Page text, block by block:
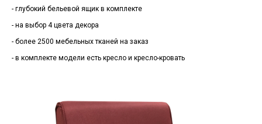
- глубокий бельевой ящик в комплекте
- на выбор 4 цвета декора
- более 2500 мебельных тканей на заказ
- в комплекте модели есть кресло и кресло-кровать